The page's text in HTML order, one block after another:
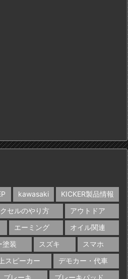
kawasaki
KICKER製品情報
セルのやり方
アウトドア
エーミング
オイル関連
塗装 スズキ
スマホ
スピーカー
デモカー・代車
ブレーキ ブレーキパッド